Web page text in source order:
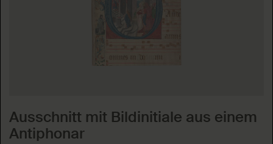
Ausschnitt mit Bildinitiale aus einem
Antiphonar